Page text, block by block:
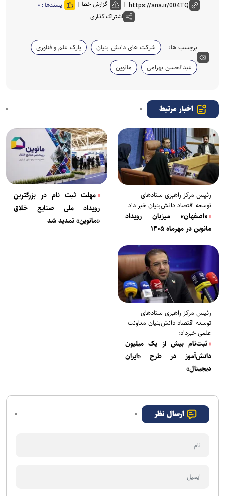
گزارش خطا پسندها : ۰
اشتراک گذاری
برچسب ها: شرکت های دانش بنیان
پارک علم و فناوری
عبدالحسن بهرامی
مانوین
اخبار مرتبط
رئیس مرکز راهبری ستاد‌های
توسعه اقتصاد دانش‌بنیان خبر داد
«اصفهان» میزبان رویداد
مانوین در مهرماه ۱۴۰۵
مهلت ثبت نام در بزرگترین
رویداد ملی صنایع خلاق
«مانوین» تمدید شد
رئیس مرکز راهبری ستاد‌های
توسعه اقتصاد دانش‌بنیان معاونت
علمی خبرداد:
ثبت‌نام بیش از یک میلیون
دانش‌آموز در طرح «ایران
دیجیتال»
ارسال نظر